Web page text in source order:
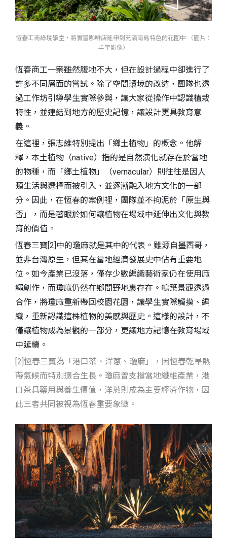
恆春工商綠境學堂，將實習咖啡店延申到充滿南島特色的花園中 （圖片：
丰宇影像）
恆春商工一案雖然腹地不大，但在設計過程中卻進行了
許多不同層面的嘗試。除了空間環境的改造，團隊也透
過工作坊引導學生實際參與，讓大家從操作中認識植栽
特性，並連結到地方的歷史記憶，讓設計更具教育意
義。
在這裡，張志維特別提出「鄉土植物」的概念。他解
釋，本土植物（native）指的是自然演化就存在於當地
的物種，而「鄉土植物」（vernacular）則往往是因人
類生活與選擇而被引入，並逐漸融入地方文化的一部
分。因此，在恆春的案例裡，團隊並不拘泥於「原生與
否」，而是著眼於如何讓植物在場域中延伸出文化與教
育的價值。
恆春三寶[2]中的瓊麻就是其中的代表。雖源自墨西哥，
並非台灣原生，但其在當地經濟發展史中佔有重要地
位。如今產業已沒落，僅存少數編織藝術家仍在使用麻
繩創作，而瓊麻仍然在鄉間野地裏存在。鳴築景觀透過
合作，將瓊麻重新帶回校園花園，讓學生實際觸摸、編
織，重新認識這株植物的美感與歷史。這樣的設計，不
僅讓植物成為景觀的一部分，更讓地方記憶在教育場域
中延續。
[2]恆春三寶為「港口茶、洋蔥、瓊麻」，因恆春乾旱熱
帶氣候而特別適合生長。瓊麻曾支撐當地纖維產業，港
口茶具藥用與養生價值，洋蔥則成為主要經濟作物，因
此三者共同被視為恆春重要象徵。